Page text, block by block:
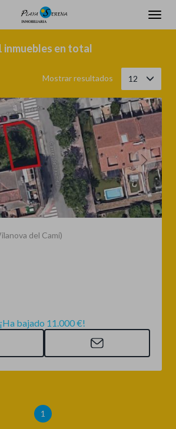
inmuebles en total
Mostrar resultados 12
del Camí)
¡Ha bajado 11.000 €!
1